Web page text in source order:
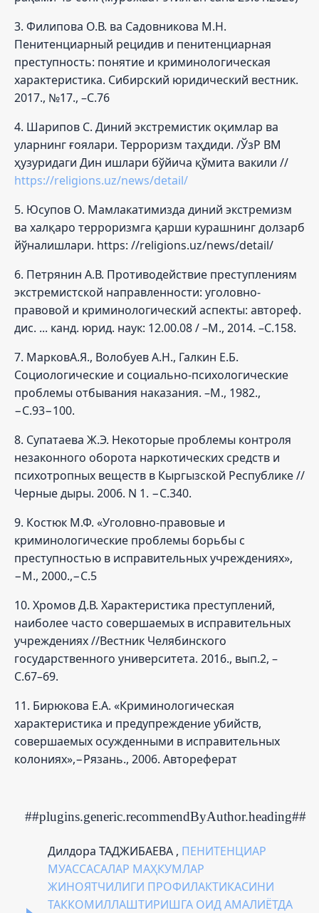
3. Филипова О.В. ва Садовникова М.Н.
Пенитенциарный рецидив и пенитенциарная
преступность: понятие и криминологическая
характеристика. Сибирский юридический вестник.
2017., №17., –С.76
4. Шарипов С. Диний экстремистик оқимлар ва
уларнинг ғоялари. Терроризм таҳдиди. /ЎзР ВМ
ҳузуридаги Дин ишлари бўйича қўмита вакили //
https://religions.uz/news/detail/
5. Юсупов О. Мамлакатимизда диний экстремизм
ва халқаро терроризмга қарши курашнинг долзарб
йўналишлари. https: //religions.uz/news/detail/
6. Петрянин А.В. Противодействие преступлениям
экстремистской направленности: уголовно-
правовой и криминологический аспекты: автореф.
дис. ... канд. юрид. наук: 12.00.08 / –М., 2014. –С.158.
7. МарковА.Я., Волобуев А.Н., Галкин Е.Б.
Социологические и социально-психологические
проблемы отбывания наказания. –М., 1982.,
−С.93−100.
8. Супатаева Ж.Э. Некоторые проблемы контроля
незаконного оборота наркотических средств и
психотропных веществ в Кыргызской Республике //
Черные дыры. 2006. N 1. −С.340.
9. Костюк М.Ф. «Уголовно-правовые и
криминологические проблемы борьбы с
преступностью в исправительных учреждениях»,
−М., 2000.,−С.5
10. Хромов Д.В. Характеристика преступлений,
наиболее часто совершаемых в исправительных
учреждениях //Вестник Челябинского
государственного университета. 2016., вып.2, –
С.67–69.
11. Бирюкова Е.А. «Криминологическая
характеристика и предупреждение убийств,
совершаемых осужденными в исправительных
колониях»,−Рязань., 2006. Автореферат
##plugins.generic.recommendByAuthor.heading##
Дилдора ТАДЖИБАЕВА , ПЕНИТЕНЦИАР
МУАССАСАЛАР МАҲКУМЛАР
ЖИНОЯТЧИЛИГИ ПРОФИЛАКТИКАСИНИ
ТАККОМИЛЛАШТИРИШГА ОИД АМАЛИЁТДА